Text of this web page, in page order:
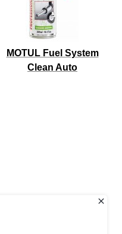
MOTUL Fuel System
Clean Auto